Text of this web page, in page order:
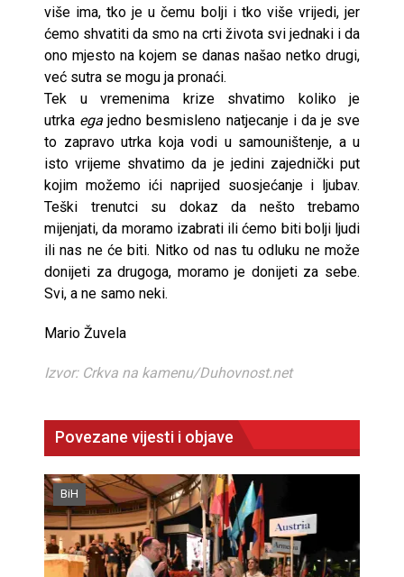
više ima, tko je u čemu bolji i tko više vrijedi, jer
ćemo shvatiti da smo na crti života svi jednaki i da
ono mjesto na kojem se danas našao netko drugi,
već sutra se mogu ja pronaći.
Tek u vremenima krize shvatimo koliko je
utrka egajedno besmisleno natjecanje i da je sve
to zapravo utrka koja vodi u samouništenje, a u
isto vrijeme shvatimo da je jedini zajednički put
kojim možemo ići naprijed suosjećanje i ljubav.
Teški trenutci su dokaz da nešto trebamo
mijenjati, da moramo izabrati ili ćemo biti bolji ljudi
ili nas ne će biti. Nitko od nas tu odluku ne može
donijeti za drugoga, moramo je donijeti za sebe.
Svi, a ne samo neki.
Mario Žuvela
Izvor: Crkva na kamenu/Duhovnost.net
Povezane vijesti i objave
BiH